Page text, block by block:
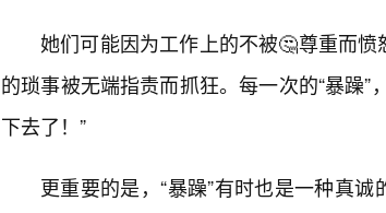
她们可能因为工作上的不被🤔尊重而
的琐事被无端指责而抓狂。每一次的“暴躁
下去了！”
更重要的是，“暴躁”有时也是一种真